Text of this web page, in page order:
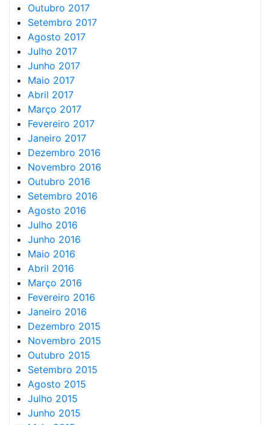
Outubro 2017
Setembro 2017
Agosto 2017
Julho 2017
Junho 2017
Maio 2017
Abril 2017
Março 2017
Fevereiro 2017
Janeiro 2017
Dezembro 2016
Novembro 2016
Outubro 2016
Setembro 2016
Agosto 2016
Julho 2016
Junho 2016
Maio 2016
Abril 2016
Março 2016
Fevereiro 2016
Janeiro 2016
Dezembro 2015
Novembro 2015
Outubro 2015
Setembro 2015
Agosto 2015
Julho 2015
Junho 2015